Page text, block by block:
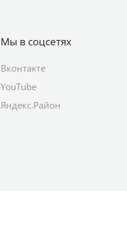
Мы в соцсетях
Вконтакте
YouTube
Яндекс.Район